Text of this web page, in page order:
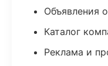
Объявления
Каталог
Реклама и